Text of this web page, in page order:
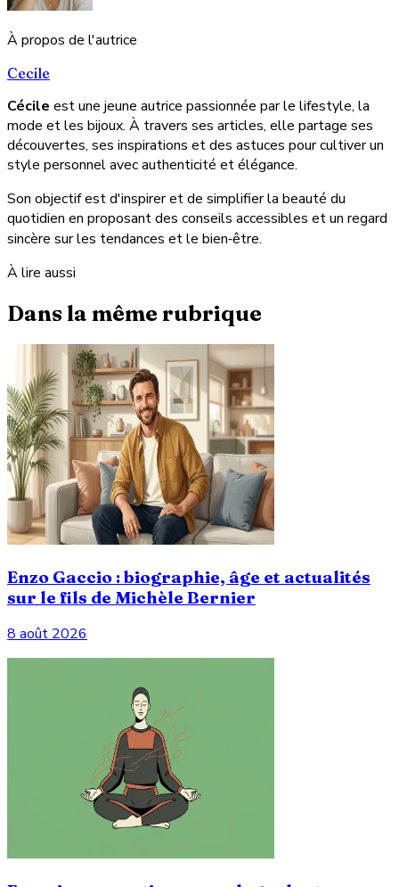
À propos de l'autrice
Cecile
Cécile est une jeune autrice passionnée par le lifestyle, la
mode et les bijoux. À travers ses articles, elle partage ses
découvertes, ses inspirations et des astuces pour cultiver un
style personnel avec authenticité et élégance.
Son objectif est d'inspirer et de simplifier la beauté du
quotidien en proposant des conseils accessibles et un regard
sincère sur les tendances et le bien‑être.
À lire aussi
Dans la même rubrique
Enzo Gaccio : biographie, âge et actualités
sur le fils de Michèle Bernier
8 août 2026